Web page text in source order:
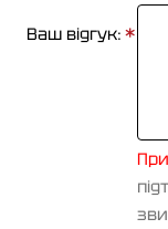
Ваш відгук: